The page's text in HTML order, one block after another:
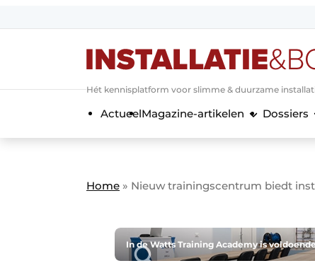
Algemene voorwaarden
Banner overzicht
BedrijvenAanmeldenBedankt voor de
Bedrijven
Evenement aanmelden
Meest gelezen
Nieuwsbrief
Hét kennisplatform voor slimme & duurzame
ActueelMagazine-artikelen Dossiers
Home » Nieuw trainingscentrum biedt
In de Watts Training Academy is